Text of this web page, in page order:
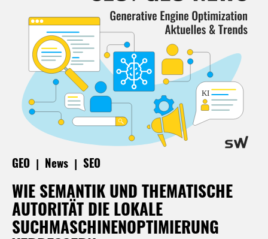
GEO News SEO
WIE SEMANTIK UND THEMATISCHE
AUTORITÄT DIE LOKALE
SUCHMASCHINENOPTIMIERUNG